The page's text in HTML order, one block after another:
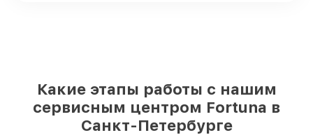
Какие этапы работы с нашим
сервисным центром Fortuna в
Санкт-Петербурге